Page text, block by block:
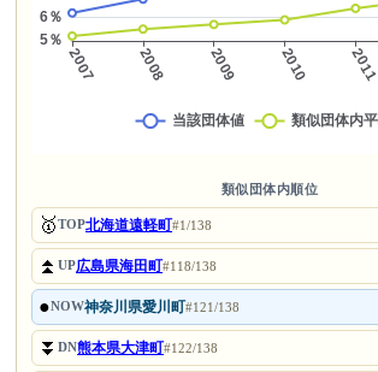
類似団体内順位
🥇TOP北海道遠軽町#1/138
⏫UP広島県海田町#118/138
●NOW神奈川県愛川町#121/138
⏬DN熊本県大津町#122/138